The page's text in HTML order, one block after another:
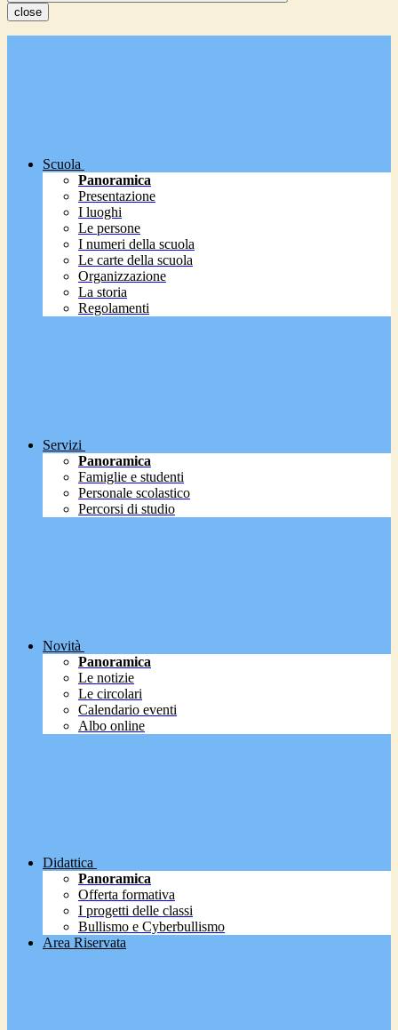
close
Scuola
Panoramica
Presentazione
I luoghi
Le persone
I numeri della scuola
Le carte della scuola
Organizzazione
La storia
Regolamenti
Servizi
Panoramica
Famiglie e studenti
Personale scolastico
Percorsi di studio
Novità
Panoramica
Le notizie
Le circolari
Calendario eventi
Albo online
Didattica
Panoramica
Offerta formativa
I progetti delle classi
Bullismo e Cyberbullismo
Area Riservata